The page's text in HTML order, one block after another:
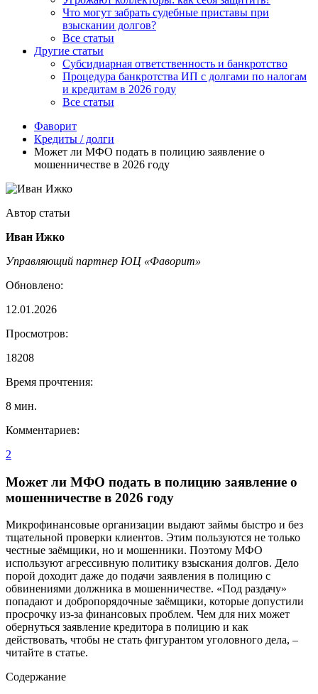
Что могут забрать судебные приставы при
взыскании долгов?
Все статьи
Другие статьи
Субсидиарная ответственность и банкротство
Процедура банкротства ИП с долгами по налогам
и кредитам в 2026 году
Все статьи
Фаворит
Кредиты / долги
Может ли МФО подать в полицию заявление о
мошенничестве в 2026 году
Автор статьи
Иван Ижко
Управляющий партнер ЮЦ «Фаворит»
Обновлено:
12.01.2026
Просмотров:
18208
Время прочтения:
8 мин.
Комментариев:
2
Может ли МФО подать в полицию заявление о
мошенничестве в 2026 году
Микрофинансовые организации выдают займы быстро и без
тщательной проверки клиентов. Этим пользуются не только
честные заёмщики, но и мошенники. Поэтому МФО
используют агрессивную политику взыскания долгов. Дело
порой доходит даже до подачи заявления в полицию с
обвинениями должника в мошенничестве. «Под раздачу»
попадают и добропорядочные заёмщики, которые допустили
просрочку из-за финансовых проблем. Чем для них может
обернуться заявление кредитора в полицию и как
действовать, чтобы не стать фигурантом уголовного дела, –
читайте в статье.
Содержание